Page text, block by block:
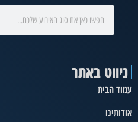
ניווט באתר
עמוד הבית
אודותינו